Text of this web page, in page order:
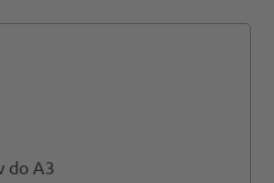
do A3